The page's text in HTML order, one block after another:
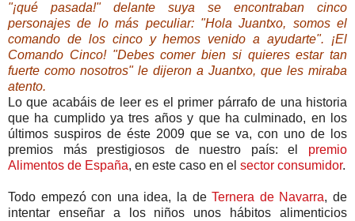
"¡qué pasada!" delante suya se encontraban cinco
personajes de lo más peculiar: "Hola Juantxo, somos el
comando de los cinco y hemos venido a ayudarte". ¡El
Comando Cinco! "Debes comer bien si quieres estar tan
fuerte como nosotros" le dijeron a Juantxo, que les miraba
atento.
Lo que acabáis de leer es el primer párrafo de una historia
que ha cumplido ya tres años y que ha culminado, en los
últimos suspiros de éste 2009 que se va, con uno de los
premios más prestigiosos de nuestro país: el premio
Alimentos de España, en este caso en el sector consumidor.
Todo empezó con una idea, la deTernera de Navarra, de
intentar enseñar a los niños unos hábitos alimenticios